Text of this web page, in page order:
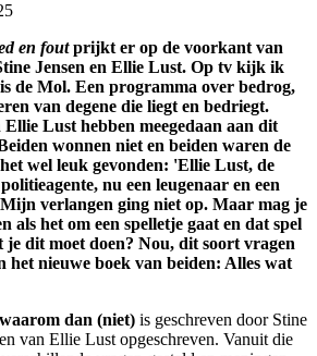
en foutprijkt er op de voorkant van
Jensen en Ellie Lust. Op tv kijk ik
de Mol. Een programma over bedrog,
van degene die liegt en bedriegt.
Ellie Lust hebben meegedaan aan dit
wonnen niet en beiden waren de
wel leuk gevonden: 'Ellie Lust, de
nu een leugenaar en een
verlangen ging niet op. Maar mag je
als het om een spelletje gaat en dat spel
je dit moet doen? Nou, dit soort vragen
het nieuwe boek van beiden: Alles wat
dan (niet) is geschreven door Stine
van Ellie Lust opgeschreven. Vanuit die